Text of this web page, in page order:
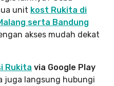
unit kost Rukita di
serta Bandung
akses mudah dekat
Rukita via Google Play
juga langsung hubungi